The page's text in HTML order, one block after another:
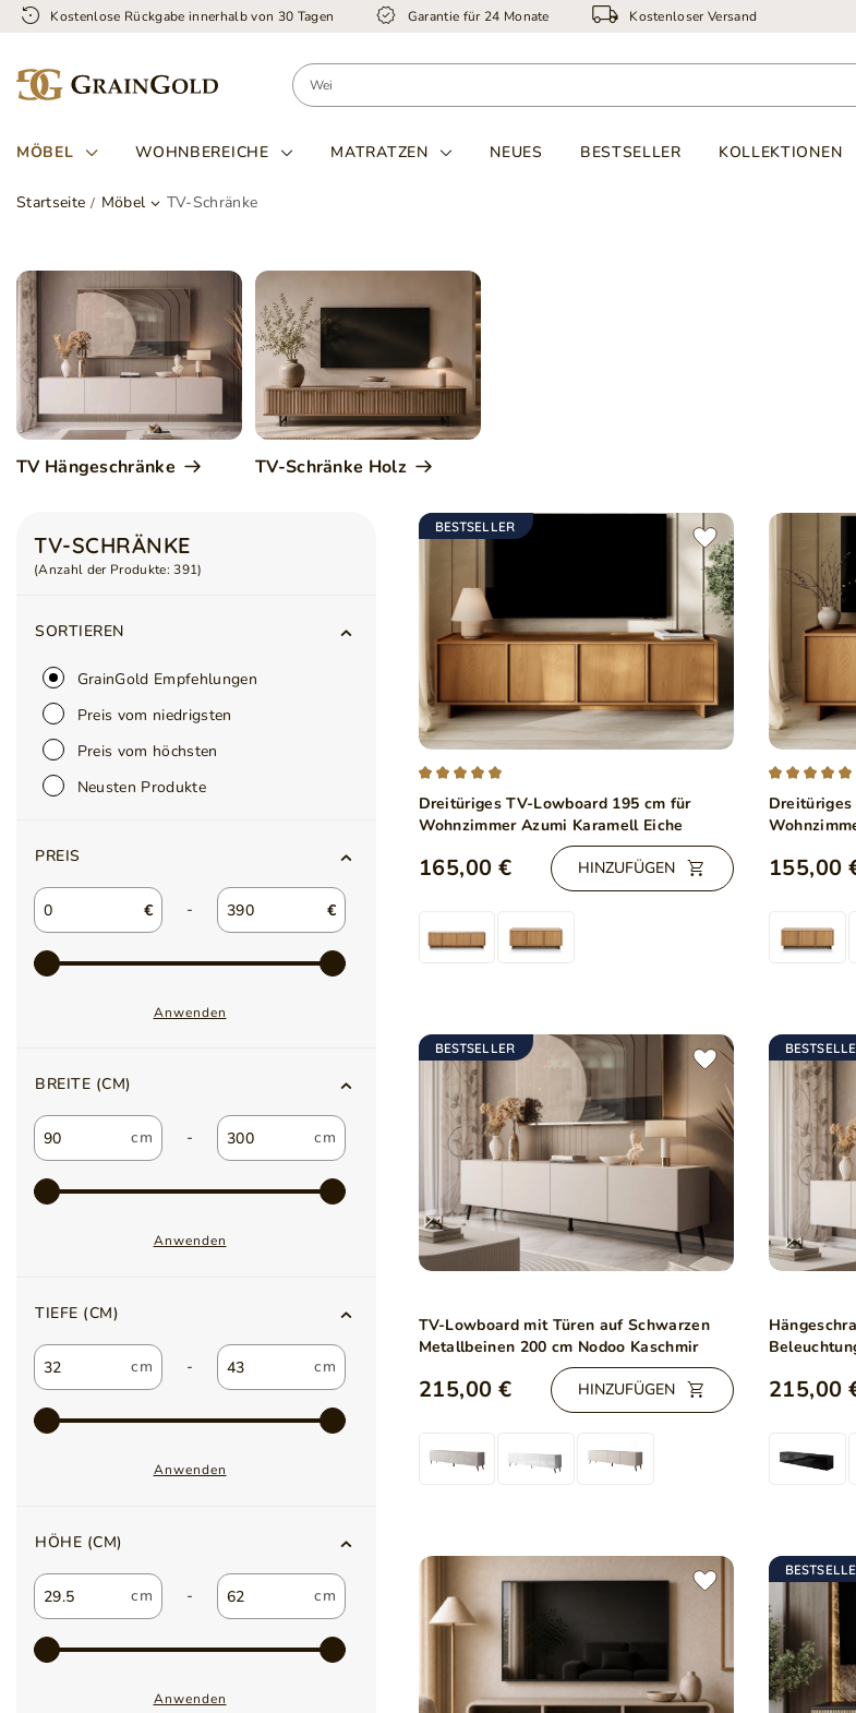
Kostenlose Rückgabe innerhalb von 30 Tagen Garantie für 24 Monate Kostenloser Versand
MÖBEL WOHNBEREICHE MATRATZEN NEUES BESTSELLER KOLLEKTIONEN
Startseite Möbel TV-Schränke
TV Hängeschränke TV-Schränke Holz
TV-SCHRÄNKE
(Anzahl der Produkte:391)
SORTIEREN
GrainGold Empfehlungen
Preis vom niedrigsten
Preis vom höchsten
Neusten Produkte
PREIS
€ - €
Anwenden
BREITE (CM)
-
Anwenden
TIEFE (CM)
-
Anwenden
HÖHE (CM)
-
Anwenden
BESTSELLER
Dreitüriges TV-Lowboard 195 cm für
Wohnzimmer Azumi Karamell Eiche
165,00 € HINZUFÜGEN 155,00
BESTSELLER
TV-Lowboard mit Türen auf Schwarzen
Metallbeinen 200 cm Nodoo Kaschmir
215,00 € HINZUFÜGEN 215,00